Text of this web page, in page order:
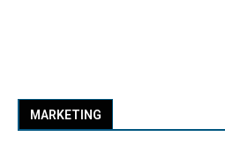
MARKETING